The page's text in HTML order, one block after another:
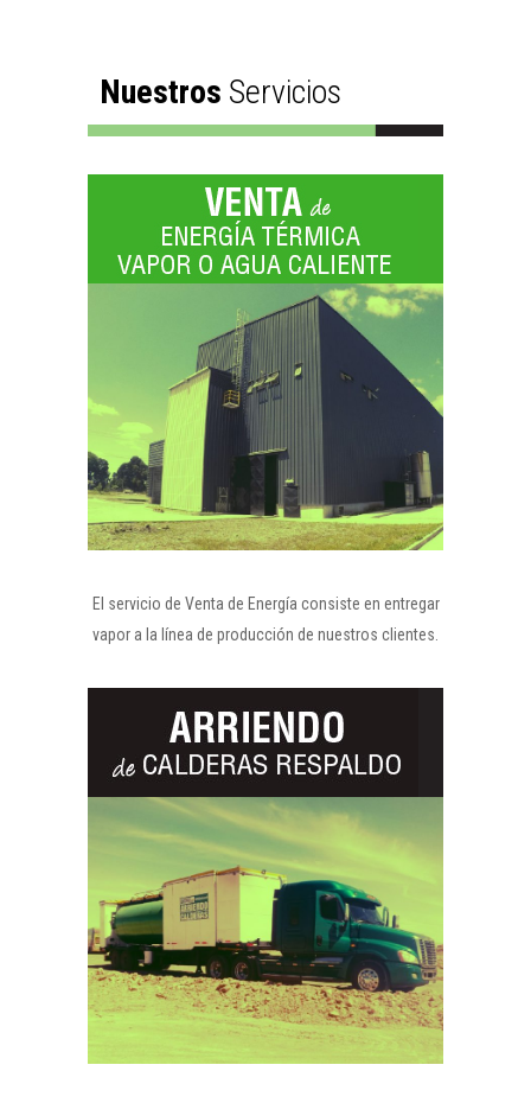
Nuestros Servicios
El servicio de Venta de Energía consiste en entregar
vapor a la línea de producción de nuestros clientes.